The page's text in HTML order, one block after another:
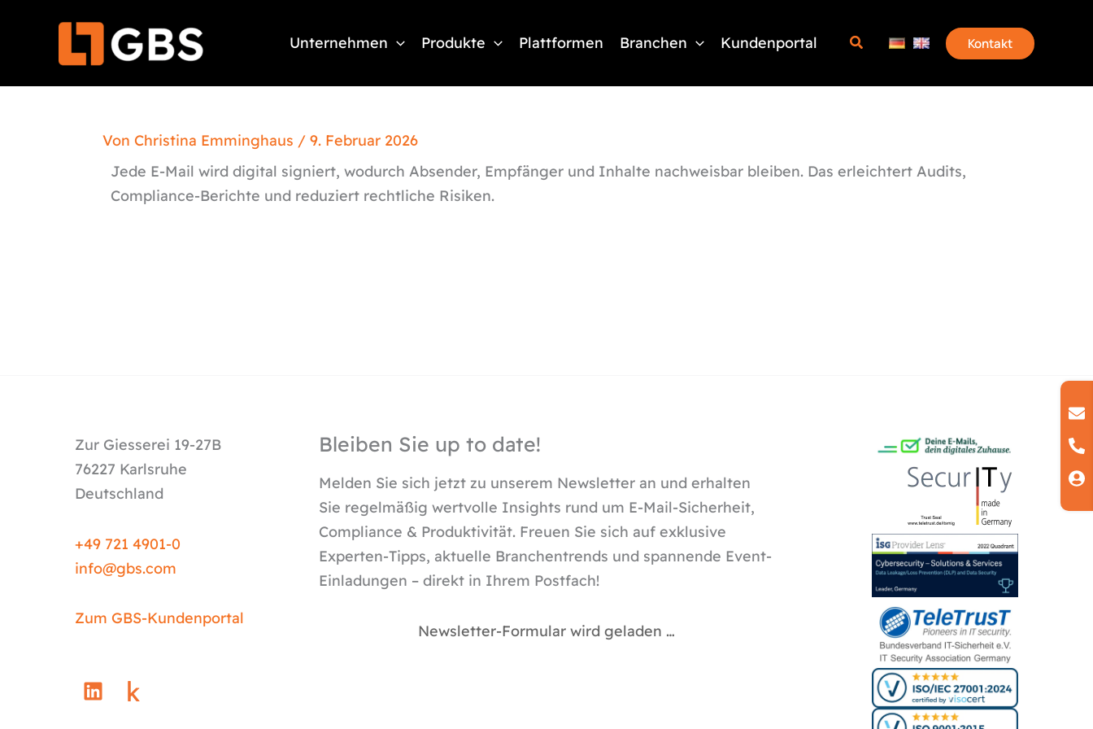
springen
Unternehmen Produkte Plattformen Branchen Kundenportal Kontakt
Von Christina Emminghaus / 9. Februar 2026
Jede E-Mail wird digital signiert, wodurch Absender, Empfänger und Inhalte nachweisbar bleiben. Das erleichtert Audits,
Compliance-Berichte und reduziert rechtliche Risiken.
Zur Giesserei 19-27B
76227 Karlsruhe
Deutschland
+49 721 4901-0
info@gbs.com
Zum GBS-Kundenportal
L
i
Bleiben Sie up to date!
Melden Sie sich jetzt zu unserem Newsletter an und erhalten
Sie regelmäßig wertvolle Insights rund um E-Mail-Sicherheit,
Compliance & Produktivität. Freuen Sie sich auf exklusive
Experten-Tipps, aktuelle Branchentrends und spannende Event-
Einladungen – direkt in Ihrem Postfach!
Newsletter-Formular wird geladen …